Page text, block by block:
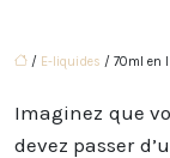
/ E-liquides / 70ml en
Imaginez que
devez passer